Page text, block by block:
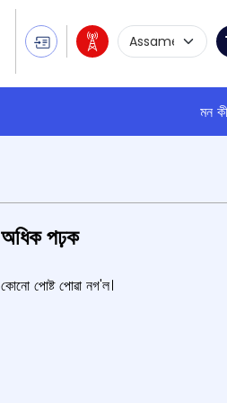
Language
মন
অধিক পঢ়ক
কোনো পোষ্ট পোৱা নগ'ল।